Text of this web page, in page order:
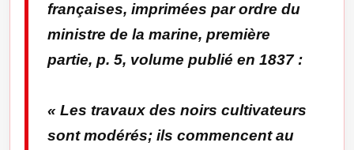
françaises, imprimées par ordre du
ministre de la marine, première
partie, p. 5, volume publié en 1837 :
« Les travaux des noirs cultivateurs
sont modérés; ils commencent au